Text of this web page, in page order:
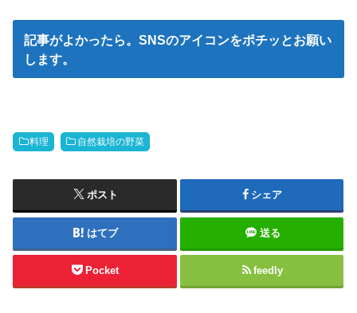
記事がよかったら。SNSのアイコンをポチッとお願い
します。
料理 自然栽培の野菜
ポスト シェア
はてブ 送る
Pocket feedly